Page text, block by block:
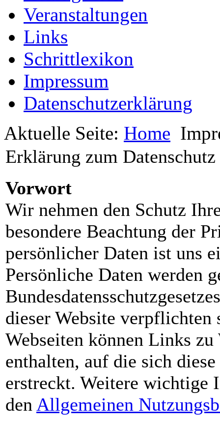
Veranstaltungen
Links
Schrittlexikon
Impressum
Datenschutzerklärung
Aktuelle Seite: Home
Erklärung zum
Vorwort
Wir nehmen den Schutz
besondere Beachtung der
persönlicher Daten ist uns
Persönliche Daten werden
dieser Website verpflichten
Webseiten können Links
enthalten, auf die sich
erstreckt. Weitere wichtige
denAllgemeinen